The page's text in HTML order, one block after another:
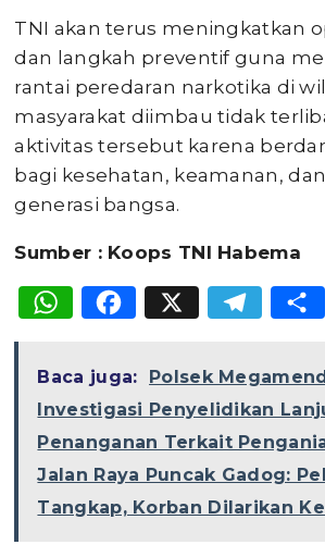
TNI akan terus meningkatkan
dan langkah preventif guna
rantai peredaran narkotika di
masyarakat diimbau tidak
aktivitas tersebut karena
bagi kesehatan, keamanan,
generasi bangsa.
Sumber : Koops TNI Habema
WhatsApp
Facebook
X
Baca juga:
Polsek
Investigasi Penyelidikan
Penanganan Terkait
Jalan Raya Puncak Gadog:
Tangkap, Korban Dilarikan Ke